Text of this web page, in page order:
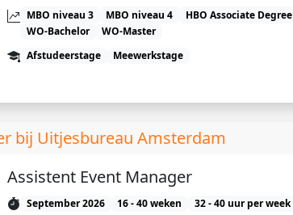
MBO niveau 3
MBO niveau 4 HBO Associate Degree
WO-Bachelor
WO-Master
Afstudeerstage
Meewerkstage
bij Uitjesbureau Amsterdam
Assistent Event Manager
September 2026 16 - 40 weken
32 - 40 uur per week